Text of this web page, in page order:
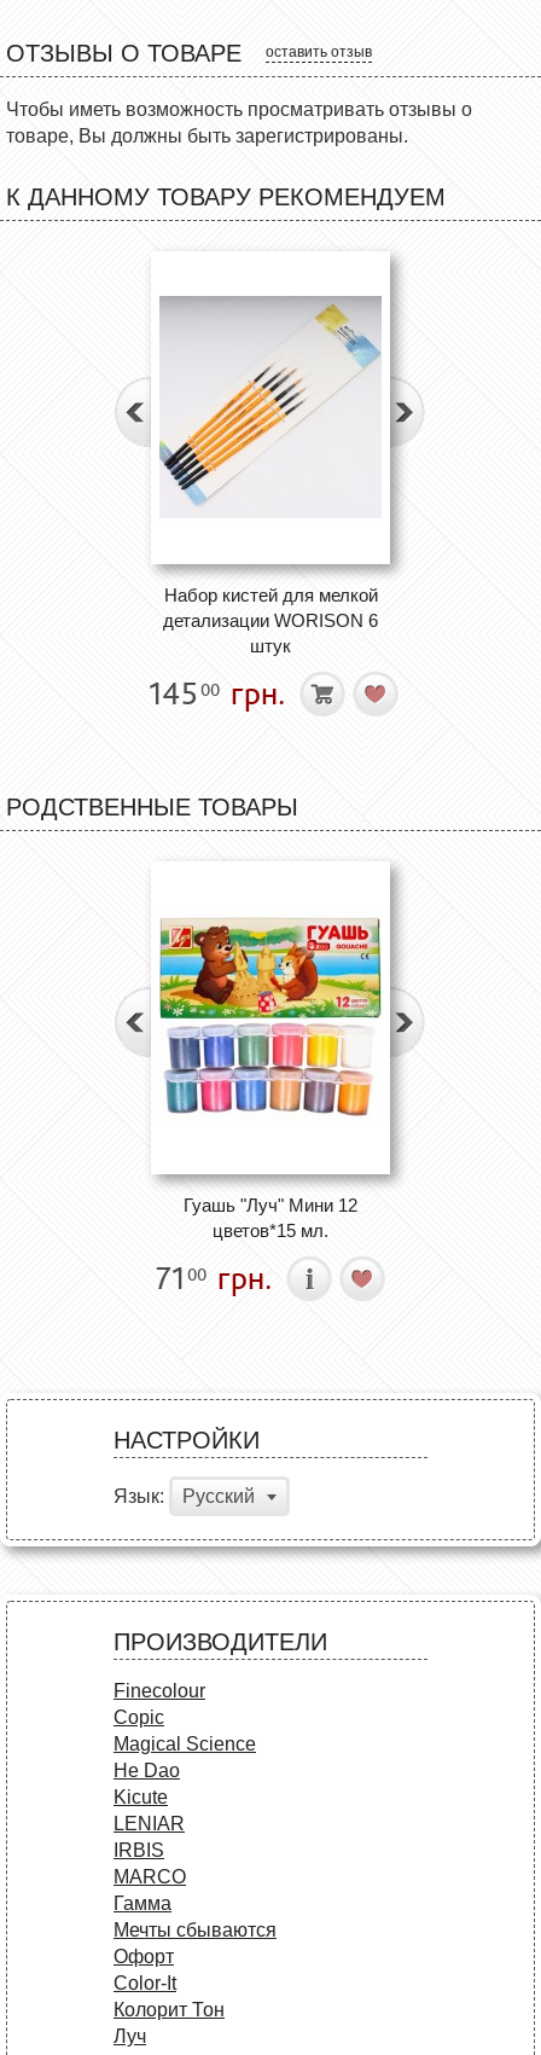
ОТЗЫВЫ О ТОВАРЕ оставить отзыв
Чтобы иметь возможность просматривать отзывы о
товаре, Вы должны быть зарегистрированы.
К ДАННОМУ ТОВАРУ РЕКОМЕНДУЕМ
Набор кистей для мелкой
детализации WORISON 6
штук
145 00 грн.
РОДСТВЕННЫЕ ТОВАРЫ
Гуашь "Луч" Мини 12
цветов*15 мл.
71 00 грн.
НАСТРОЙКИ
Язык: Русский
ПРОИЗВОДИТЕЛИ
Finecolour
Copic
Magical Science
He Dao
Kicute
LENIAR
IRBIS
MARCO
Гамма
Мечты сбываются
Офорт
Сolor-It
Колорит Тон
Луч